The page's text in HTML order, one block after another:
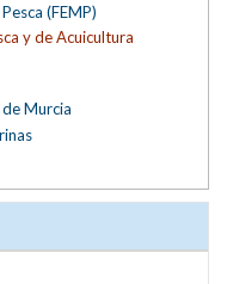
(FEMP)
y de Acuicultura
Murcia